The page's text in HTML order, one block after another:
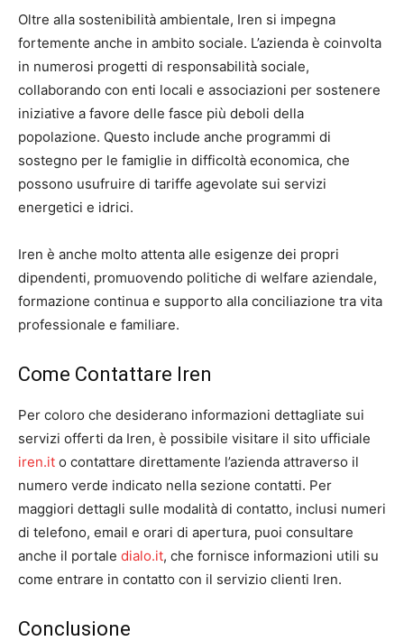
Oltre alla sostenibilità ambientale, Iren si impegna
fortemente anche in ambito sociale. L’azienda è coinvolta
in numerosi progetti di responsabilità sociale,
collaborando con enti locali e associazioni per sostenere
iniziative a favore delle fasce più deboli della
popolazione. Questo include anche programmi di
sostegno per le famiglie in difficoltà economica, che
possono usufruire di tariffe agevolate sui servizi
energetici e idrici.
Iren è anche molto attenta alle esigenze dei propri
dipendenti, promuovendo politiche di welfare aziendale,
formazione continua e supporto alla conciliazione tra vita
professionale e familiare.
Come Contattare Iren
Per coloro che desiderano informazioni dettagliate sui
servizi offerti da Iren, è possibile visitare il sito ufficiale
iren.it o contattare direttamente l’azienda attraverso il
numero verde indicato nella sezione contatti. Per
maggiori dettagli sulle modalità di contatto, inclusi numeri
di telefono, email e orari di apertura, puoi consultare
anche il portale dialo.it, che fornisce informazioni utili su
come entrare in contatto con il servizio clienti Iren.
Conclusione